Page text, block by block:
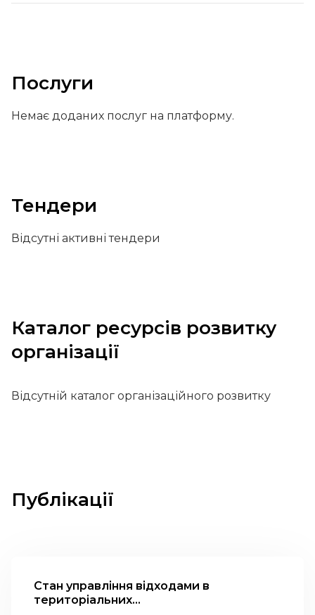
Послуги
Немає доданих послуг на платформу.
Тендери
Відсутні активні тендери
Каталог ресурсів розвитку
організації
Відсутній каталог організаційного розвитку
Публікації
Стан управління відходами в
територіальних...